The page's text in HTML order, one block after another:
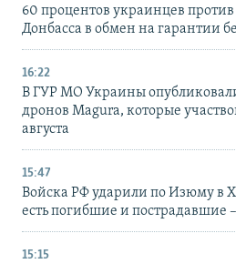
60 процентов украинцев
Донбасса в обмен на гарантии
16:22
В ГУР МО Украины
дронов Magura, которые
августа
15:47
Войска РФ ударили по Изюму в
есть погибшие и пострадавшие
15:15